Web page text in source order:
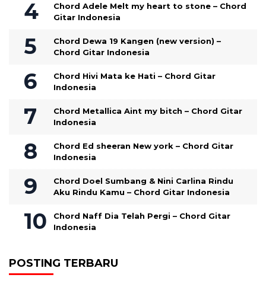
Chord Adele Melt my heart to stone – Chord
Gitar Indonesia
Chord Dewa 19 Kangen (new version) –
Chord Gitar Indonesia
Chord Hivi Mata ke Hati – Chord Gitar
Indonesia
Chord Metallica Aint my bitch – Chord Gitar
Indonesia
Chord Ed sheeran New york – Chord Gitar
Indonesia
Chord Doel Sumbang & Nini Carlina Rindu
Aku Rindu Kamu – Chord Gitar Indonesia
Chord Naff Dia Telah Pergi – Chord Gitar
Indonesia
POSTING TERBARU